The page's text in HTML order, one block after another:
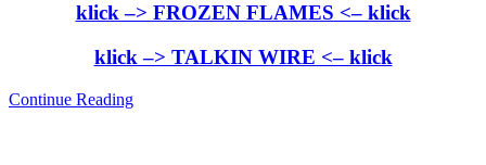
klick –> FROZEN FLAMES <– klick
klick –> TALKIN WIRE <– klick
Continue Reading